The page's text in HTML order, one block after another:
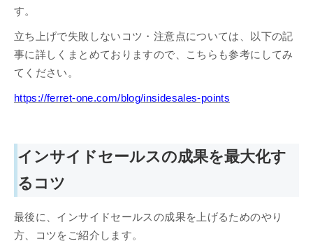
す。
立ち上げで失敗しないコツ・注意点については、以下の記
事に詳しくまとめておりますので、こちらも参考にしてみ
てください。
https://ferret-one.com/blog/insidesales-points
インサイドセールスの成果を最大化す
るコツ
最後に、インサイドセールスの成果を上げるためのやり
方、コツをご紹介します。